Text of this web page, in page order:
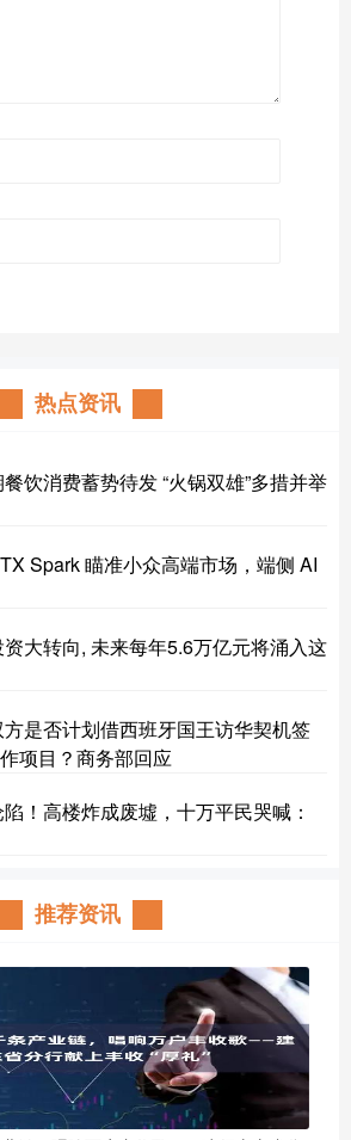
热点资讯
饮消费蓄势待发 “火锅双雄”多措并举
Spark 瞄准小众高端市场，端侧 AI
大转向, 未来每年5.6万亿元将涌入这
是否计划借西班牙国王访华契机签
项目？商务部回应
！高楼炸成废墟，十万平民哭喊：
推荐资讯